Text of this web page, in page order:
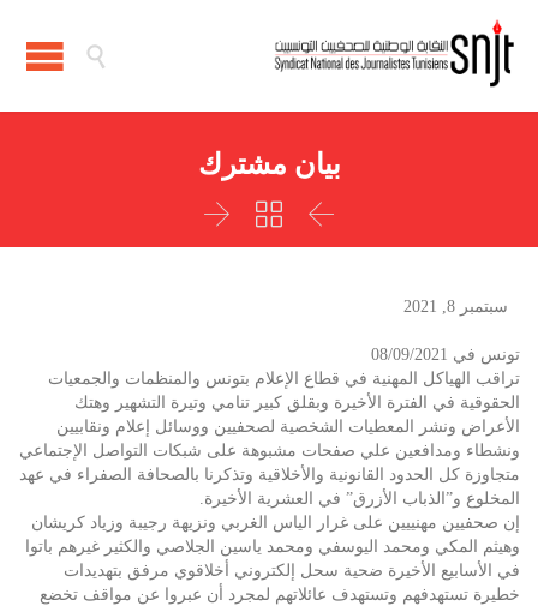

بيان مشترك



سبتمبر 8, 2021
تونس في 08/09/2021
تراقب الهياكل المهنية في قطاع الإعلام بتونس والمنظمات والجمعيات
الحقوقية في الفترة الأخيرة وبقلق كبير تنامي وتيرة التشهير وهتك
الأعراض ونشر المعطيات الشخصية لصحفيين ووسائل إعلام ونقابيين
ونشطاء ومدافعين علي صفحات مشبوهة على شبكات التواصل الإجتماعي
متجاوزة كل الحدود القانونية والأخلاقية وتذكرنا بالصحافة الصفراء في عهد
المخلوع و”الذباب الأزرق” في العشرية الأخيرة.
إن صحفيين مهنييين على غرار الياس الغربي ونزيهة رجيبة وزياد كريشان
وهيثم المكي ومحمد اليوسفي ومحمد ياسين الجلاصي والكثير غيرهم باتوا
في الأسابيع الأخيرة ضحية سحل إلكتروني أخلاقوي مرفق بتهديدات
خطيرة تستهدفهم وتستهدف عائلاتهم لمجرد أن عبروا عن مواقف تخضع